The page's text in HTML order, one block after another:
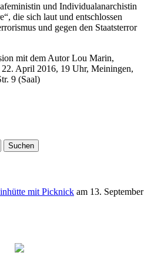
und Individualanarchistin
die sich laut und entschlossen
und gegen den Staatsterror
mit dem Autor Lou Marin,
April 2016, 19 Uhr, Meiningen,
9 (Saal)
Suchen
mit Picknick am 13. September